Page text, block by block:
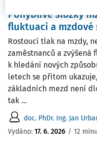
Pohyblivé složky
fluktuaci a mzdové
Rostoucí tlak na mzdy,
zaměstnanců a zvýšená
k hledání nových
letech se přitom
základních mezd není
tak ...
doc. PhDr. Ing. Jan
Vydáno: 17. 6. 2026 / 12